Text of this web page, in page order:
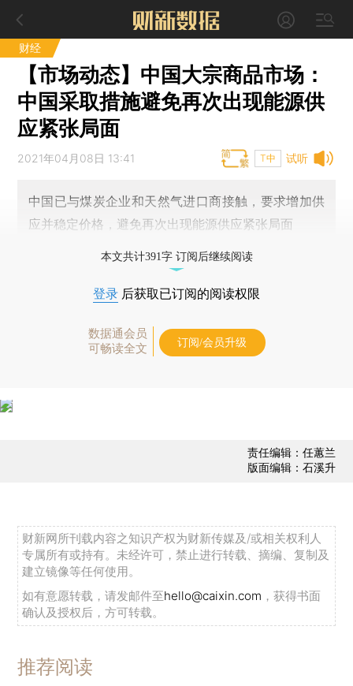
财经
【市场动态】中国大宗商品市场：
中国采取措施避免再次出现能源供
应紧张局面
试听
2021年04月08日 13:41 T中
中国已与煤炭企业和天然气进口商接触，要求增加供
应并稳定价格，避免再次出现能源供应紧张局面
本文共计391字 订阅后继续阅读
登录 后获取已订阅的阅读权限
数据通会员
可畅读全文
订阅/会员升级
责任编辑：任蕙兰
版面编辑：石溪升
财新网所刊载内容之知识产权为财新传媒及/或相关权利人
专属所有或持有。未经许可，禁止进行转载、摘编、复制及
建立镜像等任何使用。
如有意愿转载，请发邮件至hello@caixin.com ，获得书面
确认及授权后，方可转载。
推荐阅读